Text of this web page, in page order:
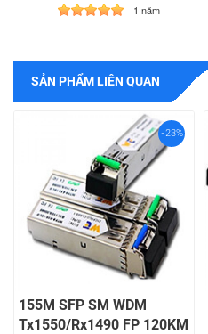
1 năm
SẢN PHẨM LIÊN QUAN
-23%
155M SFP SM WDM
Tx1550/Rx1490 FP 120KM